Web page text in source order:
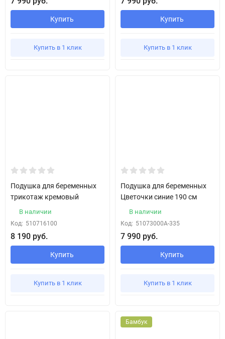
Купить
Купить в 1 клик
Купить
Купить в 1 клик
Подушка для беременных
трикотаж кремовый
В наличии
Код: 510716100
8 190 руб.
Купить
Купить в 1 клик
Подушка для беременных
Цветочки синие 190 см
В наличии
Код: 51073000А-335
7 990 руб.
Купить
Купить в 1 клик
Бамбук